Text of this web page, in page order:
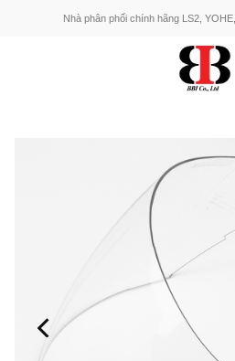
Nhà phân phối chính hãng LS2,